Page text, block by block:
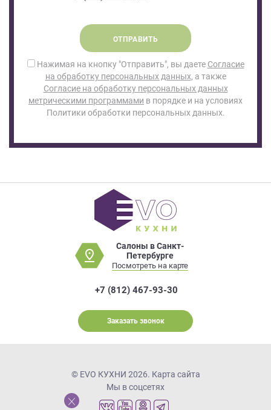
ОТПРАВИТЬ
Нажимая на кнопку "Отправить", вы даете Согласие
на обработку персональных данных, а также
Согласие на обработку персональных данных
метрическими программами в порядке и на условиях
Политики обработки персональных данных.
Салоны в Санкт-
Петербурге
Посмотреть на карте
+7 (812) 467-93-30
Заказать звонок
© EVO КУХНИ 2026. Карта сайта
Мы в соцсетях